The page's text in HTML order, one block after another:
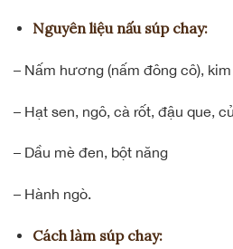
Nguyên liệu nấu súp chay:
– Nấm hương (nấm đông cô),
– Hạt sen, ngô, cà rốt, đậu que,
– Dầu mè đen, bột năng
– Hành ngò.
Cách làm súp chay: